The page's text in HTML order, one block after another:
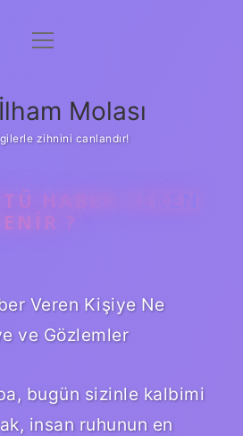
Anasayfa
Yasal Uyarı
menüyü
İlham Molası
zihnini canlandır!
HABER VEREN
?
Veren Kişiye Ne
ve Gözlemler
bugün sizinle kalbimi
insan ruhunun en